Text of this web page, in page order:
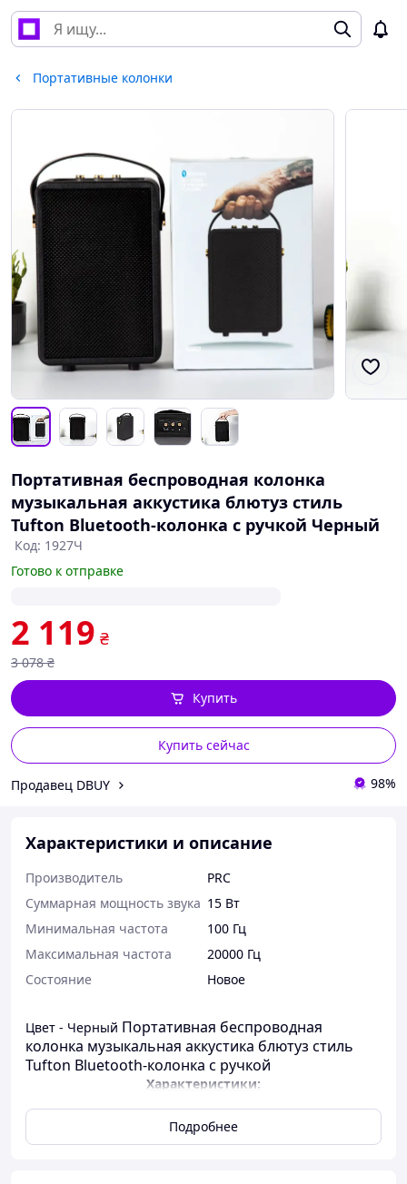
Портативные колонки
Портативная беспроводная колонка
музыкальная аккустика блютуз стиль
Tufton Bluetooth-колонка с ручкой Черный
Код: 1927Ч
Готово к отправке
2 119 ₴
3 078 ₴
Купить сейчас
Купить
Продавец DBUY 98%
Характеристики и описание
Производитель
PRC
Суммарная мощность звука 15 Вт
Минимальная частота
100 Гц
Максимальная частота
20000 Гц
Состояние
Новое
Цвет - Черный Портативная беспроводная
колонка музыкальная аккустика блютуз стиль
Tufton Bluetooth-колонка с ручкой
Характеристики:
Вес: 1415 г; Размеры: 270*164*94 мм; Тип соединения:
Мощность: 15 Вт; Комплектация: коробка,
колонка, ручка, зарядный кабель Type-C;
Подробнее